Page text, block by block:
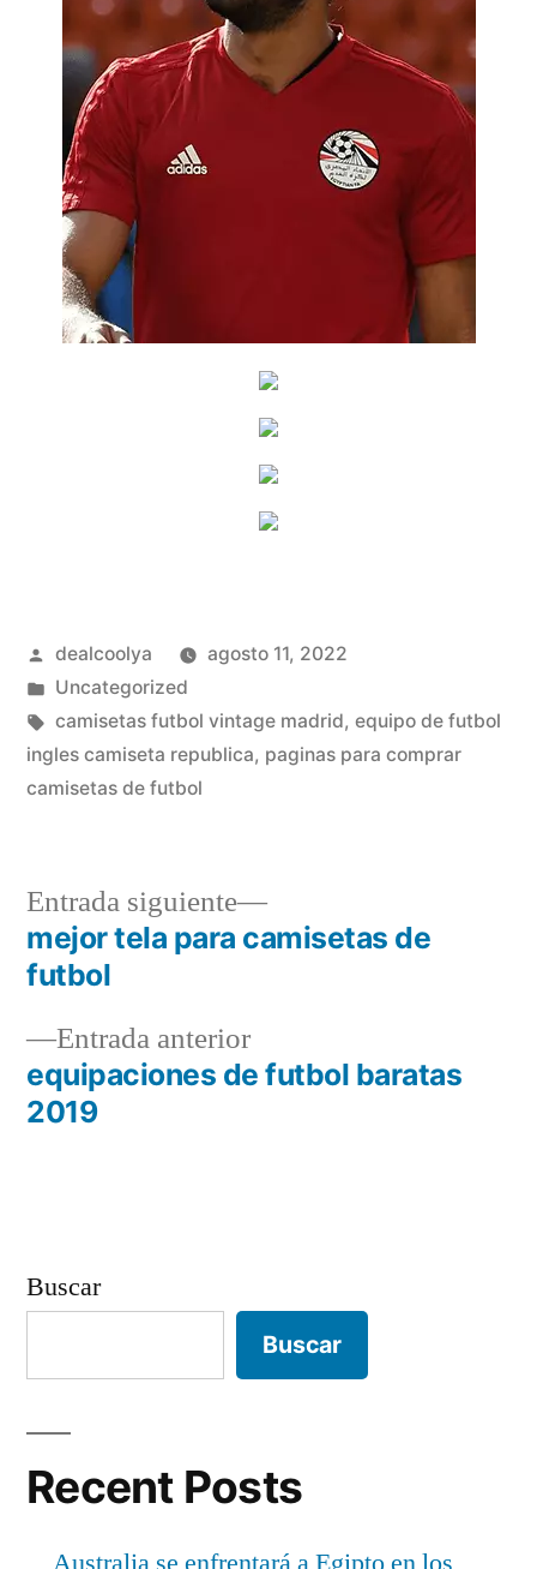
Publicado
por
dealcoolya
agosto 11, 2022
Publicado
en
Uncategorized
Etiquetas:
camisetas futbol vintage madrid, equipo de futbol
ingles camiseta republica, paginas para comprar
camisetas de futbol
Navegación
entradas
Entrada anteriorEntrada
anterior:
equipaciones de futbol baratas
2019
Entrada siguiente
Entrada
siguiente:
mejor tela para camisetas de
futbol
Buscar
Buscar
Recent Posts